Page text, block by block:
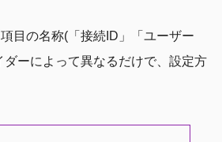
目の名称(「接続ID」「ユーザー
ーによって異なるだけで、設定方